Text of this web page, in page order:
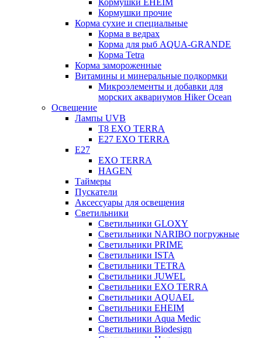
Кормушки EHEIM
Кормушки прочие
Корма сухие и специальные
Корма в ведрах
Корма для рыб AQUA-GRANDE
Корма Tetra
Корма замороженные
Витамины и минеральные подкормки
Микроэлементы и добавки для
морских аквариумов Hiker Ocean
Освещение
Лампы UVB
Т8 EXO TERRA
Е27 EXO TERRA
Е27
EXO TERRA
HAGEN
Таймеры
Пускатели
Аксессуары для освещения
Светильники
Светильники GLOXY
Светильники NARIBO погружные
Светильники PRIME
Светильники ISTA
Светильники TETRA
Светильники JUWEL
Светильники EXO TERRA
Светильники AQUAEL
Светильники EHEIM
Светильники Aqua Medic
Светильники Biodesign